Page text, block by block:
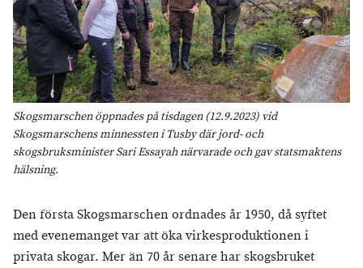
Skogsmarschen öppnades på tisdagen (12.9.2023) vid
Skogsmarschens minnessten i Tusby där jord- och
skogsbruksminister Sari Essayah närvarade och gav statsmaktens
hälsning.
Den första Skogsmarschen ordnades år 1950, då syftet
med evenemanget var att öka virkesproduktionen i
privata skogar. Mer än 70 år senare har skogsbruket